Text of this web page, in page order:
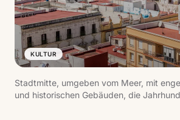
KULTUR
Stadtmitte, umgeben vom Meer, mit
und historischen Gebäuden, die